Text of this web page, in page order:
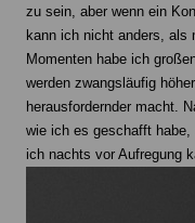
zu sein, aber wenn ein
kann ich nicht anders, als
Momenten habe ich
werden zwangsläufig
herausfordernder macht.
wie ich es geschafft
ich nachts vor Aufregung